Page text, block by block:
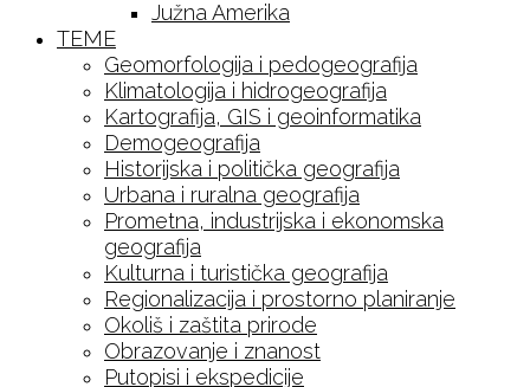
Južna Amerika
TEME
Geomorfologija i pedogeografija
Klimatologija i hidrogeografija
Kartografija, GIS i geoinformatika
Demogeografija
Historijska i politička geografija
Urbana i ruralna geografija
Prometna, industrijska i ekonomska
geografija
Kulturna i turistička geografija
Regionalizacija i prostorno planiranje
Okoliš i zaštita prirode
Obrazovanje i znanost
Putopisi i ekspedicije